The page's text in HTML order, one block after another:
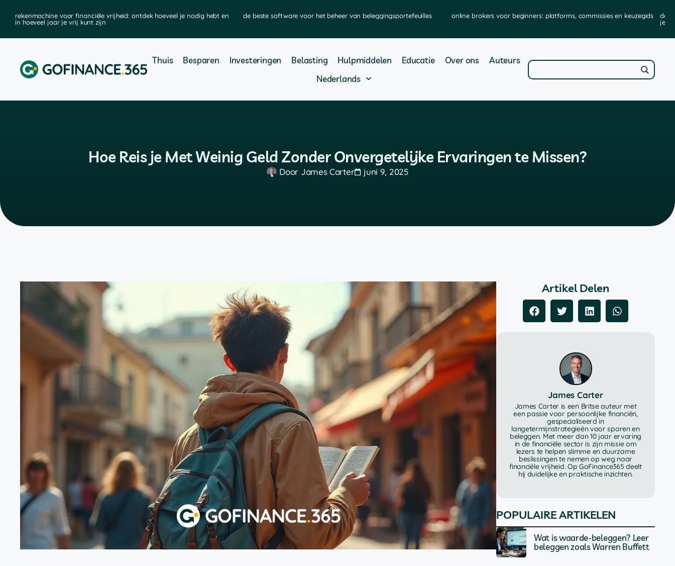
rekenmachine voor financiële vrijheid: ontdek hoeveel je nodig hebt en
in hoeveel jaar je vrij kunt zijn
de beste software voor het beheer van beleggingsportefeuilles online brokers voor beginners: platforms, commissies en keuzegids
de
je
Thuis Besparen Investeringen Belasting Hulpmiddelen Educatie Over ons
Auteurs
Nederlands
Hoe Reis je Met Weinig Geld Zonder Onvergetelijke Ervaringen te Missen?
Door James Carter juni 9, 2025
Artikel Delen
James Carter
James Carter is een Britse auteur met
een passie voor persoonlijke financiën,
gespecialiseerd in
langetermijnstrategieën voor sparen en
beleggen. Met meer dan 10 jaar ervaring
in de financiële sector is zijn missie om
lezers te helpen slimme en duurzame
beslissingen te nemen op weg naar
financiële vrijheid. Op GoFinance365 deelt
hij duidelijke en praktische inzichten.
POPULAIRE ARTIKELEN
Wat is waarde-beleggen? Leer
beleggen zoals Warren Buffett